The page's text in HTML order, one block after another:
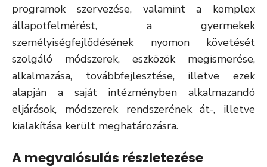
programok szervezése, valamint a komplex
állapotfelmérést, a gyermekek
személyiségfejlődésének nyomon követését
szolgáló módszerek, eszközök megismerése,
alkalmazása, továbbfejlesztése, illetve ezek
alapján a saját intézményben alkalmazandó
eljárások, módszerek rendszerének át-, illetve
kialakítása került meghatározásra.
A megvalósulás részletezése